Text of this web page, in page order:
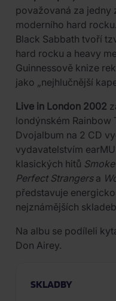
považovaná za jedny
moderního hard
Black Sabbath tvoří
hard rocku a heavy
Guinnessově knize
jako „nejhlučnější
Live in London 2002
londýnském Rainbow
Dvojalbum na 2 CD
vydavatelstvím
klasických hitů
Perfect Strangersa
představuje
nejznámějších
Na albu se podíleli
Don Airey.
SKLADBY